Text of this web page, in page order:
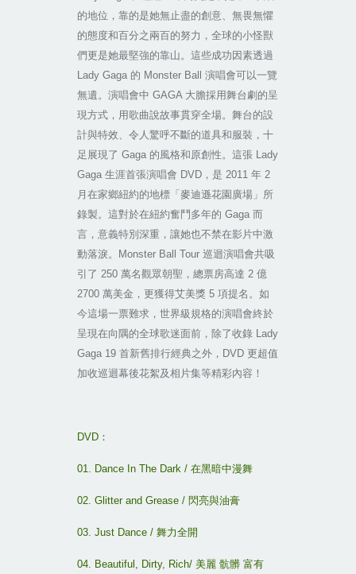
的地位，靠的是她無止盡的創意、無畏無懼
的態度和百分之兩百的努力，全球的小怪獸
們更是她最堅強的靠山。這些成功因素透過
Lady Gaga 的 Monster Ball 演唱會可以一覽
無遺。演唱會中 GAGA 大膽採用舞台劇的呈
現方式，用歌曲說故事貫穿全場。舞台的設
計與特效、令人驚呼不斷的道具和服裝，十
足展現了 Gaga 的風格和原創性。這張 Lady
Gaga 生涯首張演唱會 DVD，是 2011 年 2
月在家鄉紐約的地標「麥迪遜花園廣場」所
錄製。這對於在紐約奮鬥多年的 Gaga 而
言，意義特別深重，讓她也不禁在影片中激
動落淚。
Monster Ball Tour 巡迴演唱會共吸
引了 250 萬名觀眾朝聖，總票房高達 2 億
2700 萬美金，更獲得艾美獎 5 項提名。如
今這場一票難求，世界級規格的演唱會終於
呈現在向隅的全球歌迷面前，除了收錄 Lady
Gaga 19 首新舊排行經典之外， DVD 更超值
加收巡迴幕後花絮及相片集等精彩內容！
DVD：
01. Dance In The Dark / 在黑暗中漫舞
02. Glitter and Grease / 閃亮與油膏
03. Just Dance / 舞力全開
04. Beautiful, Dirty, Rich/ 美麗 骯髒 富有